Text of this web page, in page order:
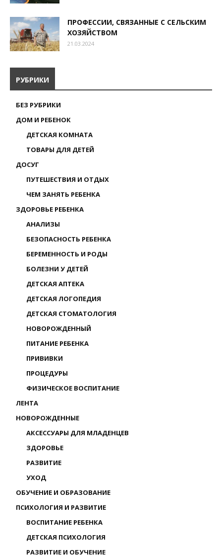
ПРОФЕССИИ, СВЯЗАННЫЕ С СЕЛЬСКИМ
ХОЗЯЙСТВОМ
21.03.2024
РУБРИКИ
БЕЗ РУБРИКИ
ДОМ И РЕБЕНОК
ДЕТСКАЯ КОМНАТА
ТОВАРЫ ДЛЯ ДЕТЕЙ
ДОСУГ
ПУТЕШЕСТВИЯ И ОТДЫХ
ЧЕМ ЗАНЯТЬ РЕБЕНКА
ЗДОРОВЬЕ РЕБЕНКА
АНАЛИЗЫ
БЕЗОПАСНОСТЬ РЕБЕНКА
БЕРЕМЕННОСТЬ И РОДЫ
БОЛЕЗНИ У ДЕТЕЙ
ДЕТСКАЯ АПТЕКА
ДЕТСКАЯ ЛОГОПЕДИЯ
ДЕТСКАЯ СТОМАТОЛОГИЯ
НОВОРОЖДЕННЫЙ
ПИТАНИЕ РЕБЕНКА
ПРИВИВКИ
ПРОЦЕДУРЫ
ФИЗИЧЕСКОЕ ВОСПИТАНИЕ
ЛЕНТА
НОВОРОЖДЕННЫЕ
АКСЕССУАРЫ ДЛЯ МЛАДЕНЦЕВ
ЗДОРОВЬЕ
РАЗВИТИЕ
УХОД
ОБУЧЕНИЕ И ОБРАЗОВАНИЕ
ПСИХОЛОГИЯ И РАЗВИТИЕ
ВОСПИТАНИЕ РЕБЕНКА
ДЕТСКАЯ ПСИХОЛОГИЯ
РАЗВИТИЕ И ОБУЧЕНИЕ